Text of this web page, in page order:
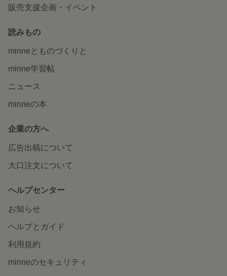
販売支援企画・イベント
読みもの
minneとものづくりと
minne学習帖
ニュース
minneの本
企業の方へ
広告出稿について
大口注文について
ヘルプセンター
お知らせ
ヘルプとガイド
利用規約
minneのセキュリティ